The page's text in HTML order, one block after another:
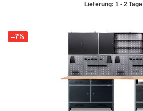
Lieferung: 1 - 2 Tage
--7%